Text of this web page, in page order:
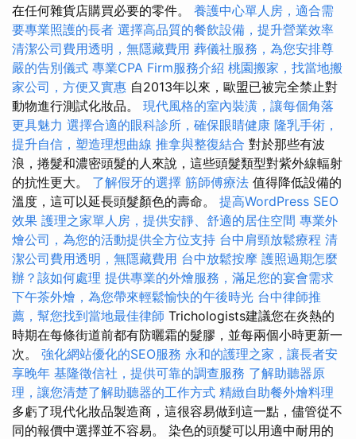
在任何雜貨店購買必要的零件。 養護中心單人房，適合需
要專業照護的長者 選擇高品質的餐飲設備，提升營業效率
清潔公司費用透明，無隱藏費用 葬儀社服務，為您安排尊
嚴的告別儀式 專業CPA Firm服務介紹 桃園搬家，找當地搬
家公司，方便又實惠 自2013年以來，歐盟已被完全禁止對
動物進行測試化妝品。 現代風格的室內裝潢，讓每個角落
更具魅力 選擇合適的眼科診所，確保眼睛健康 隆乳手術，
提升自信，塑造理想曲線 推拿與整復結合 對於那些有波
浪，捲髮和濃密頭髮的人來說，這些頭髮類型對紫外線輻射
的抗性更大。 了解假牙的選擇 筋師傅療法 值得降低設備的
溫度，這可以延長頭髮顏色的壽命。 提高WordPress SEO
效果 護理之家單人房，提供安靜、舒適的居住空間 專業外
燴公司，為您的活動提供全方位支持 台中肩頸放鬆療程 清
潔公司費用透明，無隱藏費用 台中放鬆按摩 護照過期怎麼
辦？該如何處理 提供專業的外燴服務，滿足您的宴會需求
下午茶外燴，為您帶來輕鬆愉快的午後時光 台中律師推
薦，幫您找到當地最佳律師 Trichologists建議您在炎熱的
時期在每條街道前都有防曬霜的髮膠，並每兩個小時更新一
次。 強化網站優化的SEO服務 永和的護理之家，讓長者安
享晚年 基隆徵信社，提供可靠的調查服務 了解助聽器原
理，讓您清楚了解助聽器的工作方式 精緻自助餐外燴料理
多虧了現代化妝品製造商，這很容易做到這一點，儘管從不
同的報價中選擇並不容易。 染色的頭髮可以用適中耐用的